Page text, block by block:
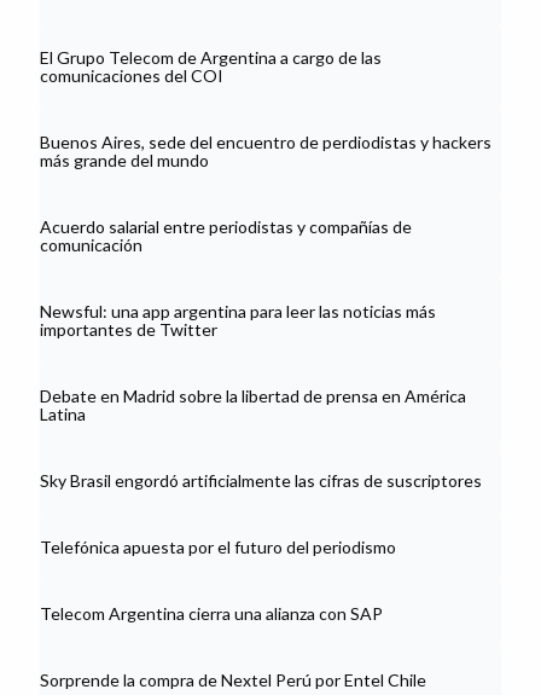
El Grupo Telecom de Argentina a cargo de las
comunicaciones del COI
Buenos Aires, sede del encuentro de perdiodistas y hackers
más grande del mundo
Acuerdo salarial entre periodistas y compañías de
comunicación
Newsful: una app argentina para leer las noticias más
importantes de Twitter
Debate en Madrid sobre la libertad de prensa en América
Latina
Sky Brasil engordó artificialmente las cifras de suscriptores
Telefónica apuesta por el futuro del periodismo
Telecom Argentina cierra una alianza con SAP
Sorprende la compra de Nextel Perú por Entel Chile